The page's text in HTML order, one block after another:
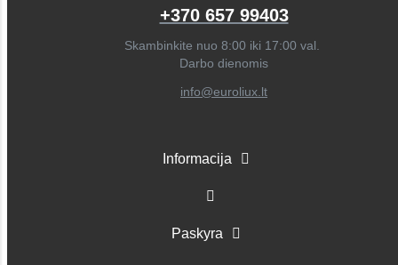
+370 657 99403
Skambinkite nuo 8:00 iki 17:00 val.
Darbo dienomis
info@euroliux.lt
Informacija
Paskyra